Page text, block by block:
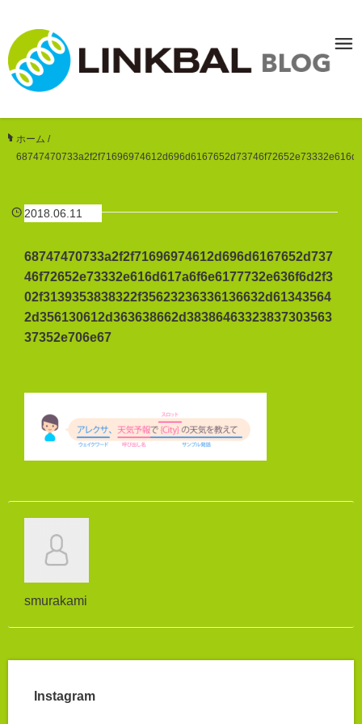
ホーム /
2018.06.11
68747470733a2f2f71696974612d696d6167652d737
46f72652e73332e616d617a6f6e6177732e636f6d2f3
02f3139353838322f35623236336136632d61343564
2d356130612d363638662d38386463323837303563
37352e706e67
smurakami
Instagram